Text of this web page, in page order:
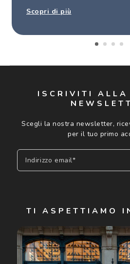
Scopri di più
ISCRIVITI ALLA
Scegli la nostra newsletter,
per il tuo primo
Indirizzo email*
Cliccando su "Iscriviti", confermo di
acconsento all'utilizzo dei miei Dati
Luxottica Group S.p.A. per l'invio
ed altre comunicazioni di carattere
Informativa sulla privacyper
TI ASPETTIAMO